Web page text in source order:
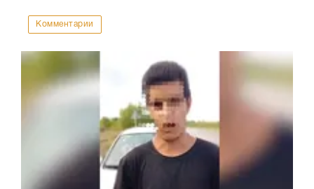
Комментарии